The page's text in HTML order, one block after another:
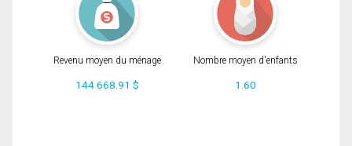
Revenu moyen du ménage
144 668.91 $
Nombre moyen d'enfants
1.60